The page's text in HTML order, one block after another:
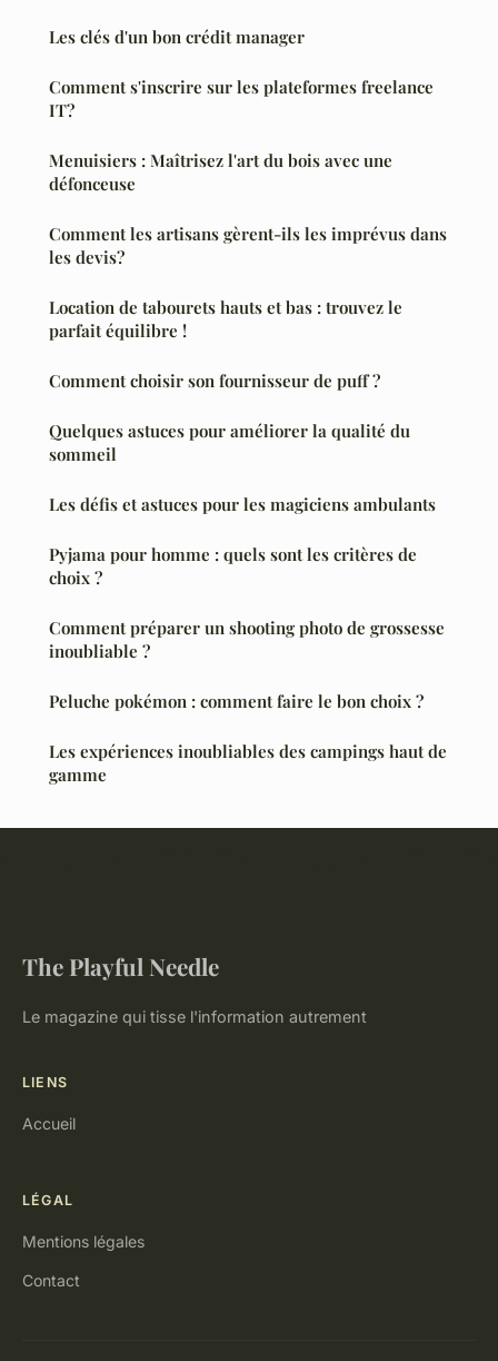
Les clés d'un bon crédit manager
Comment s'inscrire sur les plateformes freelance
IT?
Menuisiers : Maîtrisez l'art du bois avec une
défonceuse
Comment les artisans gèrent-ils les imprévus dans
les devis?
Location de tabourets hauts et bas : trouvez le
parfait équilibre !
Comment choisir son fournisseur de puff ?
Quelques astuces pour améliorer la qualité du
sommeil
Les défis et astuces pour les magiciens ambulants
Pyjama pour homme : quels sont les critères de
choix ?
Comment préparer un shooting photo de grossesse
inoubliable ?
Peluche pokémon : comment faire le bon choix ?
Les expériences inoubliables des campings haut de
gamme
The Playful Needle
Le magazine qui tisse l'information autrement
LIENS
Accueil
LÉGAL
Mentions légales
Contact